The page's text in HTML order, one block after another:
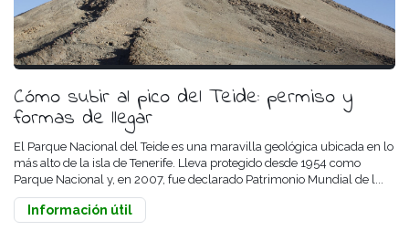
Cómo subir al pico del Teide: permiso y
formas de llegar
El Parque Nacional del Teide es una maravilla geológica ubicada en lo
más alto de la isla de Tenerife. Lleva protegido desde 1954 como
Parque Nacional y, en 2007, fue declarado Patrimonio Mundial de l...
Información útil